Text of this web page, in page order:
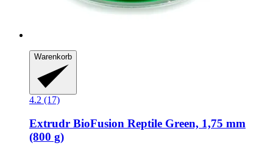
Warenkorb
4.2 (17)
Extrudr BioFusion Reptile Green, 1,75 mm
(800 g)